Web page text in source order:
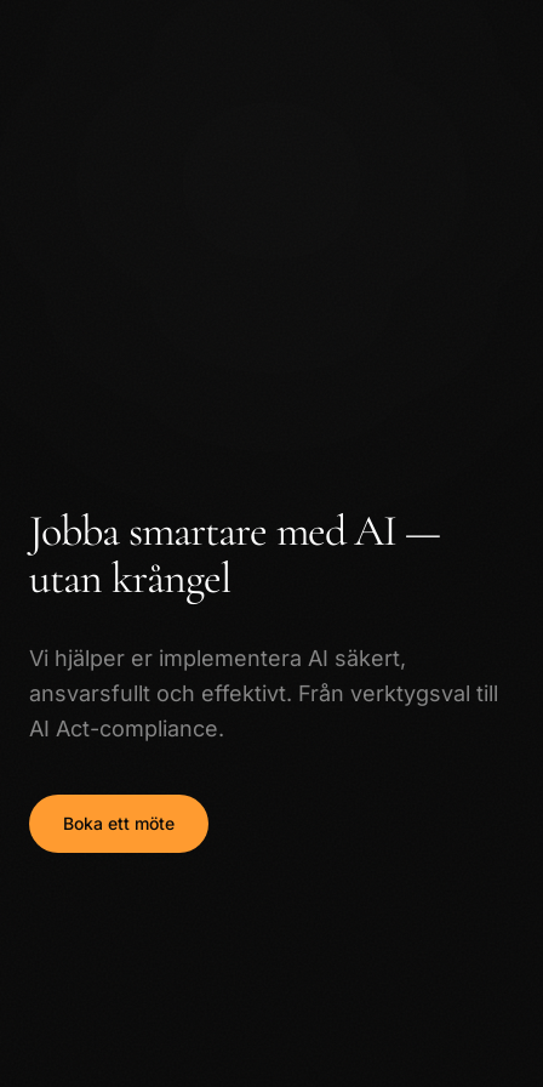
Jobba smartare med AI —
utan krångel
Vi hjälper er implementera AI säkert,
ansvarsfullt och effektivt. Från verktygsval till
AI Act-compliance.
Boka ett möte